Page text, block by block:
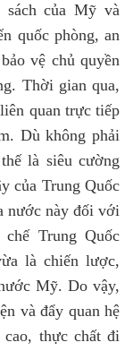
sách của Mỹ và
quốc phòng, an
vệ chủ quyền
Thời gian qua,
quan trực tiếp
Dù không phải
là siêu cường
của Trung Quốc
nước này đối với
Trung Quốc
là chiến lược,
Mỹ. Do vậy,
và đẩy quan hệ
, thực chất đi